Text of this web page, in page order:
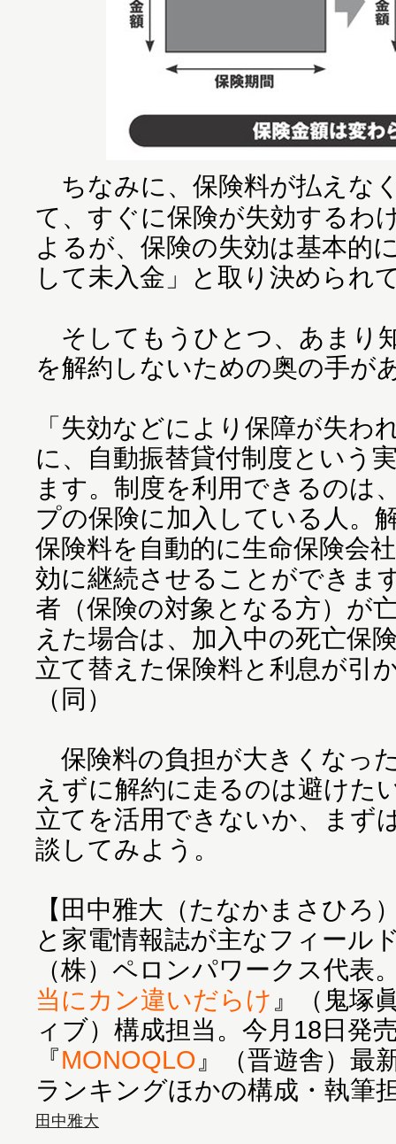
ちなみに、保険料が払えな
て、すぐに保険が失効するわ
よるが、保険の失効は基本的
して未入金」と取り決められ
そしてもうひとつ、あまり
を解約しないための奥の手が
「失効などにより保障が失わ
に、自動振替貸付制度という
ます。制度を利用できるのは
プの保険に加入している人。
保険料を自動的に生命保険会
効に継続させることができま
者（保険の対象となる方）が
えた場合は、加入中の死亡保
立て替えた保険料と利息が引
（同）
保険料の負担が大きくなっ
えずに解約に走るのは避けた
立てを活用できないか、まず
談してみよう。
【田中雅大（たなかまさひろ
と家電情報誌が主なフィール
（株）ペロンパワークス代表
当にカン違いだらけ 』（鬼塚
ィブ）構成担当。今月18日発
『MONOQLO 』（晋遊舎）最
ランキングほかの構成・執筆
田中雅大